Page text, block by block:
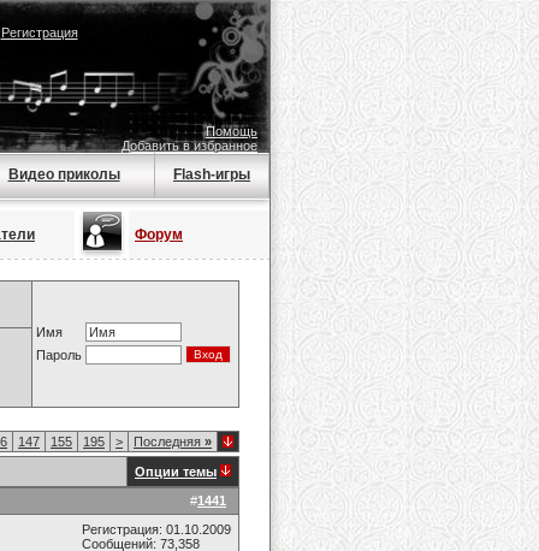
Регистрация
Помощь
Добавить в избранное
Видео приколы Flash-игры
Форум
Имя
Пароль
147 155 195 > Последняя »
Опции темы
#1441
Регистрация: 01.10.2009
Сообщений: 73,358